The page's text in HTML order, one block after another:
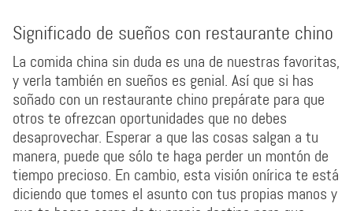
Significado de sueños con restaurante chino
La comida china sin duda es una de nuestras favoritas,
y verla también en sueños es genial. Así que si has
soñado con un restaurante chino prepárate para que
otros te ofrezcan oportunidades que no debes
desaprovechar. Esperar a que las cosas salgan a tu
manera, puede que sólo te haga perder un montón de
tiempo precioso. En cambio, esta visión onírica te está
diciendo que tomes el asunto con tus propias manos y